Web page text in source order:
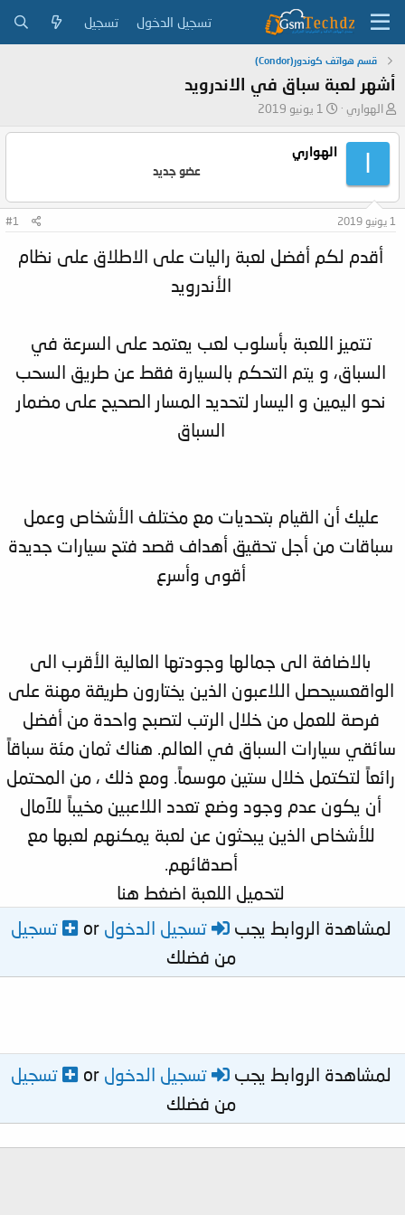
تسجيل الدخول تسجيل
قسم هواتف كوندور(Condor)
أشهر لعبة سباق في الاندرويد
ب
د
ل
م
و
و
الهواري
ت
ي
ل
ء
1 يونيو 2019
الهواري
عضو جديد
#1
أقدم لكم أفضل لعبة راليات على الاطلاق على نظام
الأندرويد
تتميز اللعبة بأسلوب لعب يعتمد على السرعة في
السباق، و يتم التحكم بالسيارة فقط عن طريق السحب
نحو اليمين و اليسار لتحديد المسار الصحيح على مضمار
السباق
عليك أن القيام بتحديات مع مختلف الأشخاص وعمل
سباقات من أجل تحقيق أهداف قصد فتح سيارات جديدة
أقوى وأسرع
بالاضافة الى جمالها وجودتها العالية الأقرب الى
الواقعسيحصل اللاعبون الذين يختارون طريقة مهنة على
فرصة للعمل من خلال الرتب لتصبح واحدة من أفضل
سائقي سيارات السباق في العالم. هناك ثمان مئة سباقاً
رائعاً لتكتمل خلال ستين موسماً. ومع ذلك ، من المحتمل
أن يكون عدم وجود وضع تعدد اللاعبين مخيباً للآمال
للأشخاص الذين يبحثون عن لعبة يمكنهم لعبها مع
أصدقائهم.
لتحميل اللعبة اضغط هنا
لمشاهدة الروابط يجب
تسجيل الدخول or
تسجيل
من فضلك
لمشاهدة الروابط يجب تسجيل الدخول or
تسجيل
من فضلك